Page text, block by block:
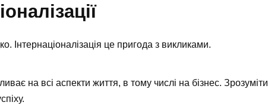
Інтернаціоналізація це пригода з викликами.
на всі аспекти життя, в тому числі на бізнес. Зрозуміти